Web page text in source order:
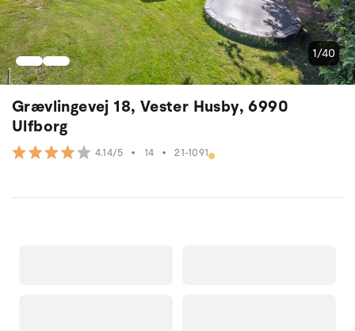
Grævlingevej 18, Vester Husby, 6990
Ulfborg
4.14/5 • 14 • 21-1091
1/40